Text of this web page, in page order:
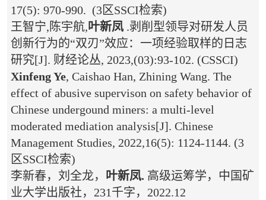
17(5): 970-990. (3区SSCI检索)
王智宁,陈宇航,叶新凤 .剥削型领导对研发人员
创新行为的“双刃”效应：一项经验取样的日志
研究[J]. 财经论丛, 2023,(03):93-102. (CSSCI)
Xinfeng Ye, Caishao Han, Zhining Wang. The
effect of abusive supervison on safety behavior of
Chinese undergound miners: a multi-level
moderated mediation analysis[J]. Chinese
Management Studies, 2022,16(5): 1124-1144. (3
区SSCI检索)
李新春，刘全龙， 叶新凤. 高级运筹学，中国矿
业大学出版社，231千字，2022.12